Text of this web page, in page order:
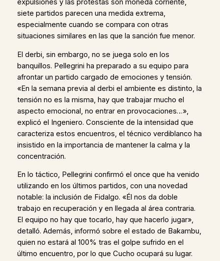
expulsiones y las protestas son moneda corriente,
siete partidos parecen una medida extrema,
especialmente cuando se compara con otras
situaciones similares en las que la sanción fue menor.
El derbi, sin embargo, no se juega solo en los
banquillos. Pellegrini ha preparado a su equipo para
afrontar un partido cargado de emociones y tensión.
«En la semana previa al derbi el ambiente es distinto, la
tensión no es la misma, hay que trabajar mucho el
aspecto emocional, no entrar en provocaciones…»,
explicó el Ingeniero. Consciente de la intensidad que
caracteriza estos encuentros, el técnico verdiblanco ha
insistido en la importancia de mantener la calma y la
concentración.
En lo táctico, Pellegrini confirmó el once que ha venido
utilizando en los últimos partidos, con una novedad
notable: la inclusión de Fidalgo. «Él nos da doble
trabajo en recuperación y en llegada al área contraria.
El equipo no hay que tocarlo, hay que hacerlo jugar»,
detalló. Además, informó sobre el estado de Bakambu,
quien no estará al 100% tras el golpe sufrido en el
último encuentro, por lo que Cucho ocupará su lugar.